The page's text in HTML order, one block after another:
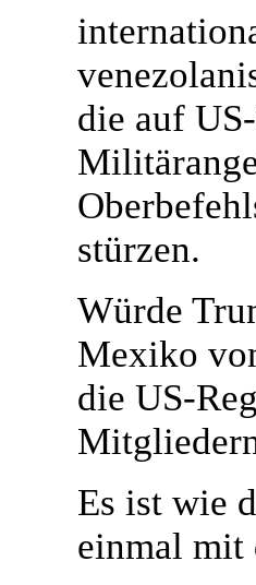
die auf
stürzen.
Würde
Mexiko
die US-
Es ist wie
einmal mit